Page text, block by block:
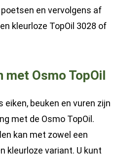
en vervolgens af
kleurloze TopOil 3028 of
met Osmo TopOil
beuken en vuren zijn
met de Osmo TopOil.
kan met zowel een
kleurloze variant. U kunt